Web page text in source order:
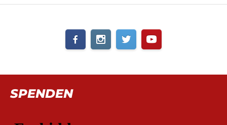
SPENDEN